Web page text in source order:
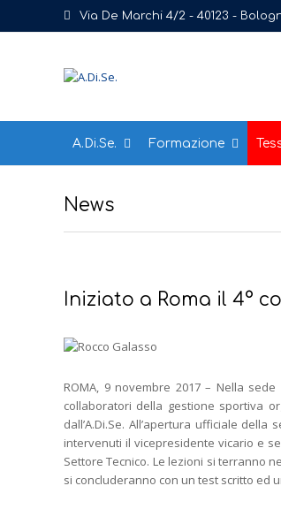
Via De Marchi 4/2 - 40123 -
A.Di.Se. Formazione
News
Iniziato a Roma il 4°
ROMA, 9 novembre 2017 – Nella
collaboratori della gestione sportiva
dall’A.Di.Se. All’apertura ufficiale
intervenuti il vicepresidente vicario e
Settore Tecnico. Le lezioni si terranno
si concluderanno con un test scritto ed